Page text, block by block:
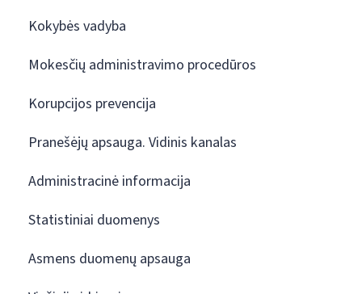
Kokybės vadyba
Mokesčių administravimo procedūros
Korupcijos prevencija
Pranešėjų apsauga. Vidinis kanalas
Administracinė informacija
Statistiniai duomenys
Asmens duomenų apsauga